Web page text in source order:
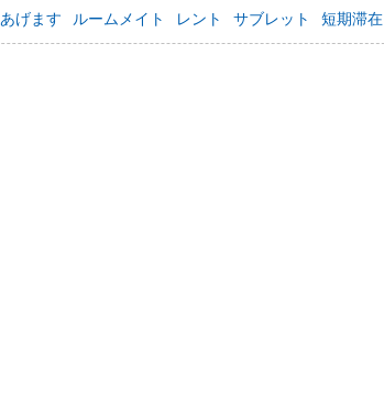
あげます ルームメイト レント サブレット 短期滞在